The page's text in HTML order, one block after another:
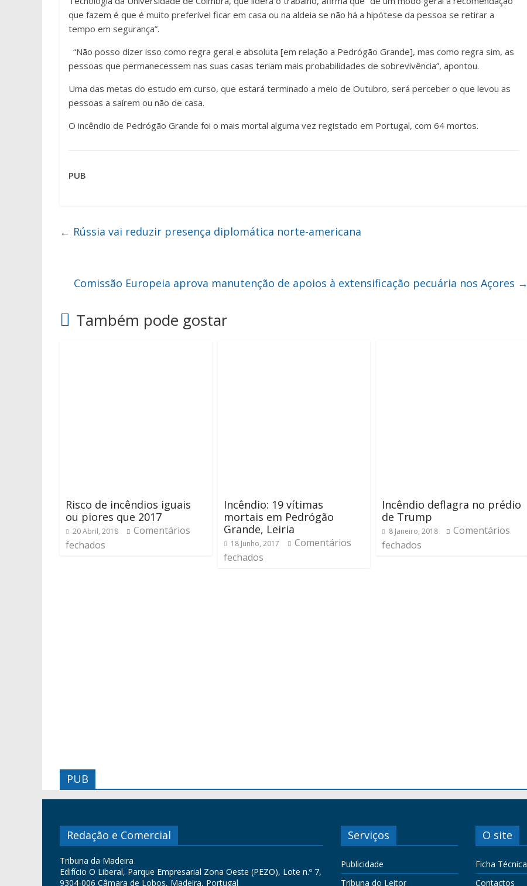
que fazem é que é muito preferível ficar em casa ou na aldeia se não há a hipótese da pessoa se retirar a
tempo em segurança”.
“Não posso dizer isso como regra geral e absoluta [em relação a Pedrógão Grande], mas como regra sim, as
pessoas que permanecessem nas suas casas teriam mais probabilidades de sobrevivência”, apontou.
Uma das metas do estudo em curso, que estará terminado a meio de Outubro, será perceber o que levou as
pessoas a saírem ou não de casa.
O incêndio de Pedrógão Grande foi o mais mortal alguma vez registado em Portugal, com 64 mortos.
PUB
← Rússia vai reduzir presença diplomática norte-americana
Comissão Europeia aprova manutenção de apoios à extensificação pecuária nos Açores →
Também pode gostar
Risco de incêndios iguais
ou piores que 2017
20 Abril, 2018
Comentários
fechados
Incêndio: 19 vítimas
mortais em Pedrógão
Grande, Leiria
18 Junho, 2017
Comentários
fechados
Incêndio deflagra no prédio
de Trump
8 Janeiro, 2018
Comentários
fechados
PUB
Redação e Comercial
Tribuna da Madeira
Edifício O Liberal, Parque Empresarial Zona Oeste (PEZO), Lote n.º 7,
9304-006 Câmara de Lobos, Madeira, Portugal
Serviços
Publicidade
Tribuna do Leitor
O site
Ficha Técnica
Contactos